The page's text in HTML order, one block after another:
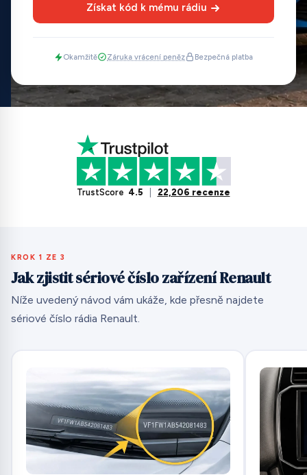
Získat kód k mému rádiu
Okamžitě Záruka vrácení peněz Bezpečná platba
TrustScore 4.5 22,206 recenze
KROK 1 ZE 3
Jak zjistit sériové číslo zařízení Renault
Níže uvedený návod vám ukáže, kde přesně najdete
sériové číslo rádia Renault.